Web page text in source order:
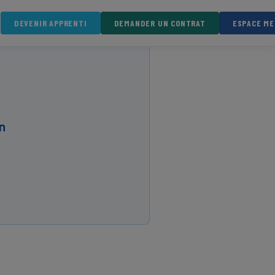
DEVENIR APPRENTI DEMANDER UN CONTRAT ESPACE